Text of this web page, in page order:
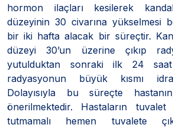
hormon ilaçları kesilerek
düzeyinin 30 civarına yükselmesi
bir iki hafta alacak bir süreçtir.
düzeyi 30’un üzerine çıkıp
yutulduktan sonraki ilk 24
radyasyonun büyük kısmı
Dolayısıyla bu süreçte
önerilmektedir. Hastaların tuvalet
tutmamalı hemen tuvalete